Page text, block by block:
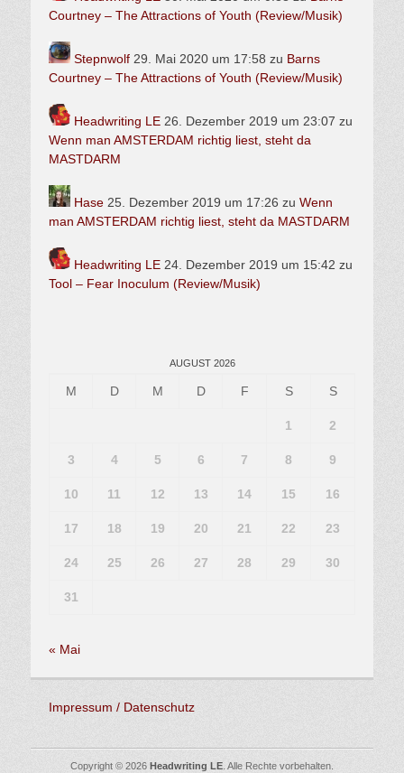
Courtney – The Attractions of Youth (Review/Musik)
Stepnwolf 29. Mai 2020 um 17:58 zu Barns
Courtney – The Attractions of Youth (Review/Musik)
Headwriting LE 26. Dezember 2019 um 23:07 zu
Wenn man AMSTERDAM richtig liest, steht da
MASTDARM
Hase 25. Dezember 2019 um 17:26 zu Wenn
man AMSTERDAM richtig liest, steht da MASTDARM
Headwriting LE 24. Dezember 2019 um 15:42 zu
Tool – Fear Inoculum (Review/Musik)
AUGUST 2026
M D M D F S S
1 2
3 4 5 6 7 8 9
10 11 12 13 14 15 16
17 18 19 20 21 22 23
24 25 26 27 28 29 30
31
« Mai
Impressum / Datenschutz
Copyright © 2026 Headwriting LE . Alle Rechte vorbehalten.